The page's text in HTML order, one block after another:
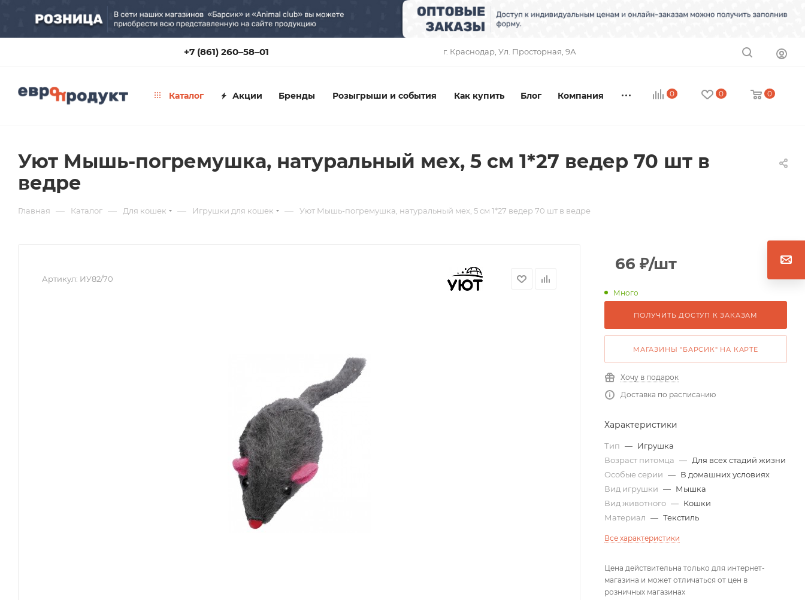
+7 (861) 260‒58‒01 г. Краснодар, ​Ул. Просторная, 9А
0 0 0
Каталог Акции Бренды Розыгрыши и события Как купить Блог Компания
Уют Мышь-погремушка, натуральный мех, 5 см 1*27 ведер 70 шт в
ведре
Главная — Каталог — Для кошек — Игрушки для кошек — Уют Мышь-погремушка, натуральный мех, 5 см 1*27 ведер 70 шт в ведре
Артикул: ИУ82/70
66 ₽/шт
Много
ПОЛУЧИТЬ ДОСТУП К ЗАКАЗАМ
МАГАЗИНЫ "БАРСИК" НА КАРТЕ
Хочу в подарок
Доставка по расписанию
Характеристики
Тип — Игрушка
Возраст питомца — Для всех стадий жизни
Особые серии — В домашних условиях
Вид игрушки — Мышка
Вид животного — Кошки
Материал — Текстиль
Все характеристики
Цена действительна только для интернет-
магазина и может отличаться от цен в
розничных магазинах